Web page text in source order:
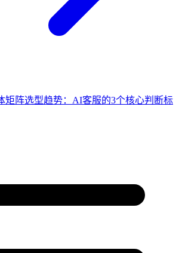
矩阵选型趋势：AI客服的3个核心判断标